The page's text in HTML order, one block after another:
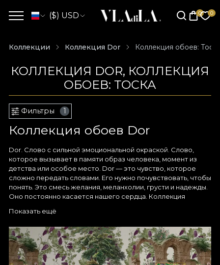
($) USD
Коллекции Коллекция Dor Коллекция обоев:
КОЛЛЕКЦИЯ DOR, КОЛЛЕКЦИЯ
ОБОЕВ: ТОСКА
Фильтры 1
Коллекция обоев Dor
Dor. Слово с сильной эмоциональной окраской. Слово,
которое вызывает в памяти образ человека, момент из
детства или особое место. Dor — это чувство, которое
сложно передать словами. Его нужно почувствовать, чтобы
понять. Это смесь желания, меланхолии, грусти и надежды.
Оно постоянно касается нашего сердца. Коллекция
Тоска по нашей стране — для тех, кто сейчас за границей.
подлинности — для тех, кто хочет вернуться к корням. Тоска
по всему, что значит «дом» — для тех, кто хочет вспомнить.
Дизайн каждого artwork отражает отдельную истину
Показать ещё